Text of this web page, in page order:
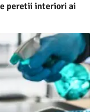
peretii interiori ai